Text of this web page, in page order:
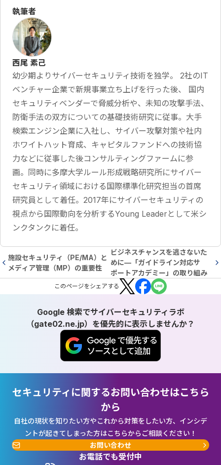
執筆者
西尾 素己
幼少期よりサイバーセキュリティ技術を独学。 2社のIT
ベンチャー企業で新規事業立ち上げを行った後、 国内
セキュリティベンダーで脅威分析や、未知の攻撃手法、
防衛手法の双方についての基礎技術研究に従事。大手
検索エンジン企業に入社し、サイバー攻撃対策や社内
ホワイトハット育成、キャピタルファンドへの技術協
力などに従事した後コンサルティングファームに参
画。同時に多摩大学ルール形成戦略研究所にサイバー
セキュリティ領域における国際標準化研究担当の首席
研究員として着任。2017年にサイバーセキュリティの
視点から国際動向を分析するYoung Leaderとして米シ
ンクタンクに着任。
施設セキュリティ（PE/MA）と
メディア管理（MP）の重要性
ビジネスチャンスを逃さないた
めに—「ガイドライン対応サ
ポートアカデミー」の取り組み
このページをシェアする
Google 検索でサイバーセキュリティラボ
（gate02.ne.jp）を優先的に表示しませんか？
セキュリティに関するお問い合わせはこちら
から
自社の現状を知りたい方やこれから対策をしたい方、インシデ
ントが起きてしまった方はこちらからご相談ください！
お問い合わせ
お電話でも受付中